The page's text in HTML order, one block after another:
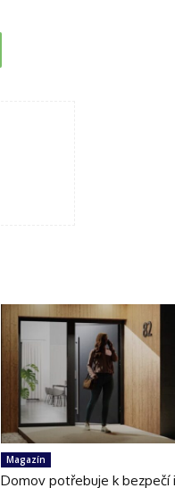
Magazín
Domov potřebuje k bezpečí i